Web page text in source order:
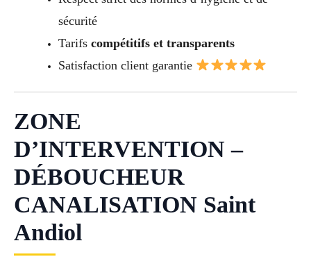
sécurité
Tarifs compétitifs et transparents
Satisfaction client garantie
ZONE
D’INTERVENTION –
DÉBOUCHEUR
CANALISATION Saint
Andiol